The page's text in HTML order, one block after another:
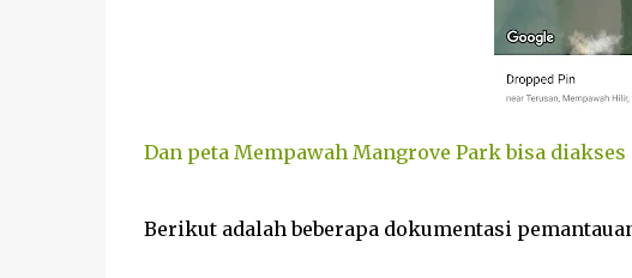
Dan peta Mempawah Mangrove Park bisa
Berikut adalah beberapa dokumentasi